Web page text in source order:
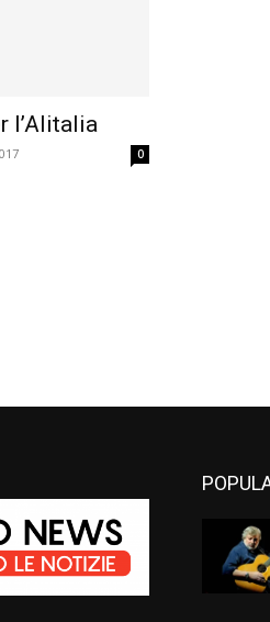
l’Alitalia
0